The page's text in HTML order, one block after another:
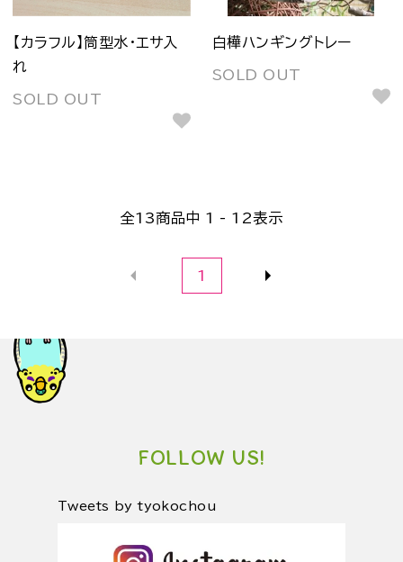
【カラフル】筒型水・エサ入
れ
SOLD OUT
白樺ハンギングトレー
SOLD OUT
全13商品中 1 - 12表示
1
FOLLOW US!
Tweets by tyokochou